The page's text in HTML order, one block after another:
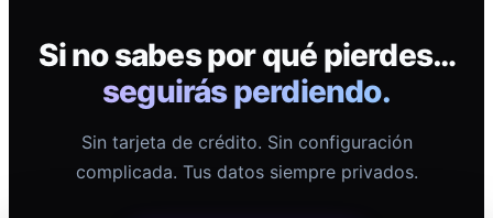
Si no sabes por qué pierdes…
seguirás perdiendo.
Sin tarjeta de crédito. Sin configuración
complicada. Tus datos siempre privados.